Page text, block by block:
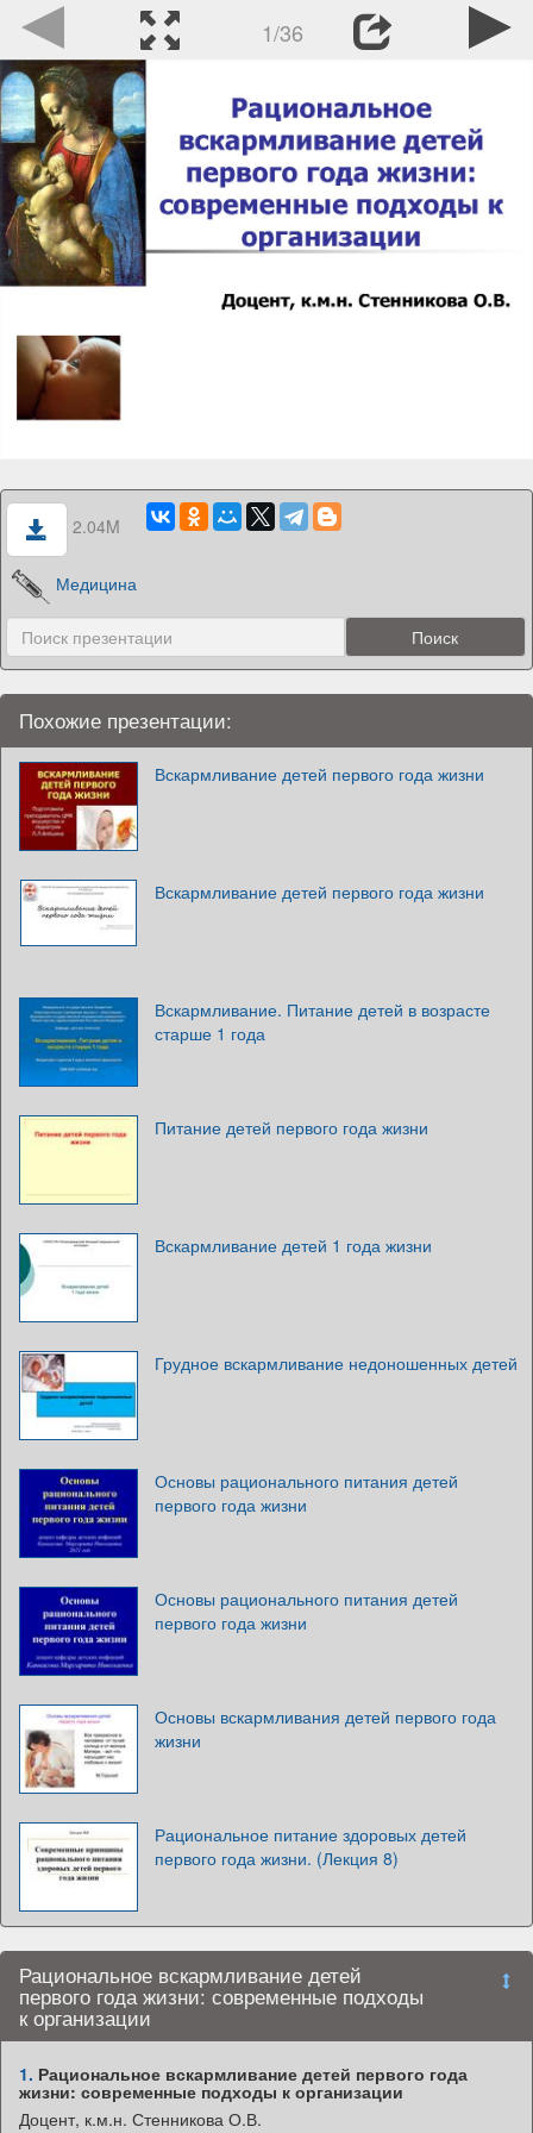
1/36
2.04M
Медицина
Похожие презентации:
Вскармливание детей первого года жизни
Вскармливание детей первого года жизни
Вскармливание. Питание детей в возрасте
старше 1 года
Питание детей первого года жизни
Вскармливание детей 1 года жизни
Грудное вскармливание недоношенных детей
Основы рационального питания детей
первого года жизни
Основы рационального питания детей
первого года жизни
Основы вскармливания детей первого года
жизни
Рациональное питание здоровых детей
первого года жизни. (Лекция 8)
Рациональное вскармливание детей
первого года жизни: современные подходы
к организации
1. Рациональное вскармливание детей первого года
жизни: современные подходы к организации
Доцент, к.м.н. Стенникова О.В.